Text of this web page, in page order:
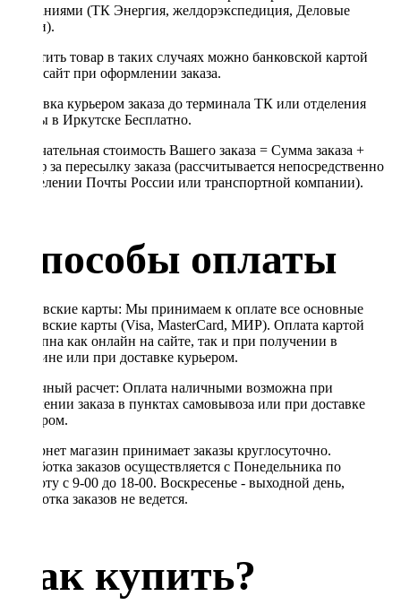
компаниями (ТК Энергия, желдорэкспедиция, Деловые
линии).
Оплатить товар в таких случаях можно банковской картой
через сайт при оформлении заказа.
Доставка курьером заказа до терминала ТК или отделения
Почты в Иркутске Бесплатно.
Окончательная стоимость Вашего заказа = Сумма заказа +
Тариф за пересылку заказа (рассчитывается непосредственно
в отделении Почты России или транспортной компании).
Способы оплаты
Банковские карты: Мы принимаем к оплате все основные
банковские карты (Visa, MasterCard, МИР). Оплата картой
доступна как онлайн на сайте, так и при получении в
магазине или при доставке курьером.
Наличный расчет: Оплата наличными возможна при
получении заказа в пунктах самовывоза или при доставке
курьером.
Интернет магазин принимает заказы круглосуточно.
Обработка заказов осуществляется с Понедельника по
Субботу с 9-00 до 18-00. Воскресенье - выходной день,
обработка заказов не ведется.
Как купить?